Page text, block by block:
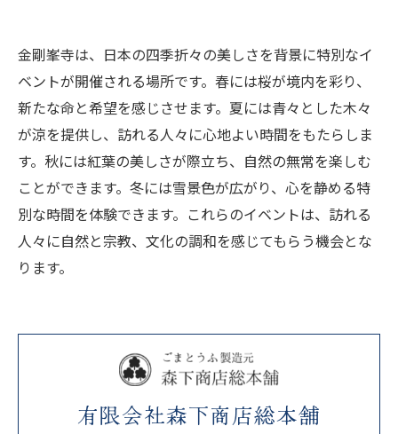
金剛峯寺は、日本の四季折々の美しさを背景に特別なイ
ベントが開催される場所です。春には桜が境内を彩り、
新たな命と希望を感じさせます。夏には青々とした木々
が涼を提供し、訪れる人々に心地よい時間をもたらしま
す。秋には紅葉の美しさが際立ち、自然の無常を楽しむ
ことができます。冬には雪景色が広がり、心を静める特
別な時間を体験できます。これらのイベントは、訪れる
人々に自然と宗教、文化の調和を感じてもらう機会とな
ります。
有限会社森下商店総本舗